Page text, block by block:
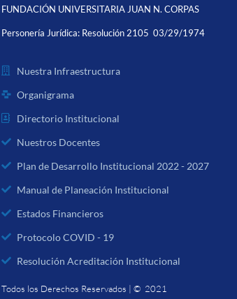
FUNDACIÓN UNIVERSITARIA JUAN N. CORPAS
Personería Jurídica: Resolución 2105 03/29/1974
Nuestra Infraestructura
Organigrama
Directorio Institucional
Nuestros Docentes
Plan de Desarrollo Institucional 2022 - 2027
Manual de Planeación Institucional
Estados Financieros
Protocolo COVID - 19
Resolución Acreditación Institucional
Todos los Derechos Reservados | © 2021